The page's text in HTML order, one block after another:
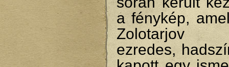
a fénykép,
Zolotarjov
ezredes,